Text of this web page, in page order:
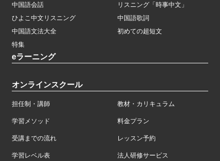
中国語会話
リスニング「時事中文」
ひよこ中文リスニング
中国語歌詞
中国語文法大全
初めての超短文
特集
eラーニング
オンラインスクール
担任制・講師 教材・カリキュラム
学習メソッド 料金プラン
受講までの流れ レッスン予約
学習レベル表 法人研修サービス